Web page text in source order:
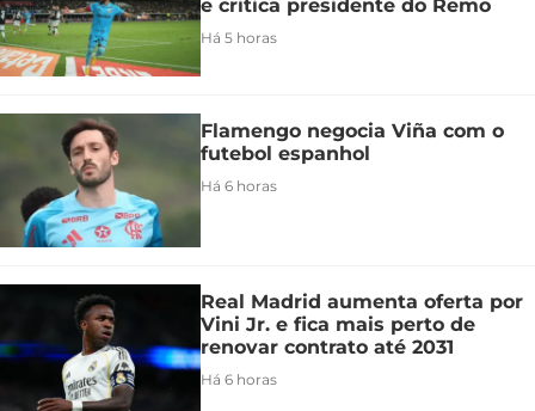
e critica presidente do Remo
Há 5 horas
Flamengo negocia Viña com o
futebol espanhol
Há 6 horas
Real Madrid aumenta oferta por
Vini Jr. e fica mais perto de
renovar contrato até 2031
Há 6 horas